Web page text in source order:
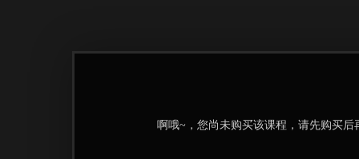
啊哦~，您尚未购买该课程，请先购买后